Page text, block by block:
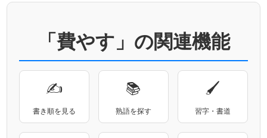
「費やす」の関連機能
✍
書き順を見る
📚
熟語を探す
🖌
習字・書道